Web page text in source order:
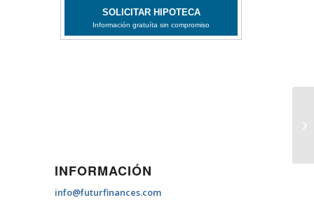
INFORMACIÓN
info@futurfinances.com